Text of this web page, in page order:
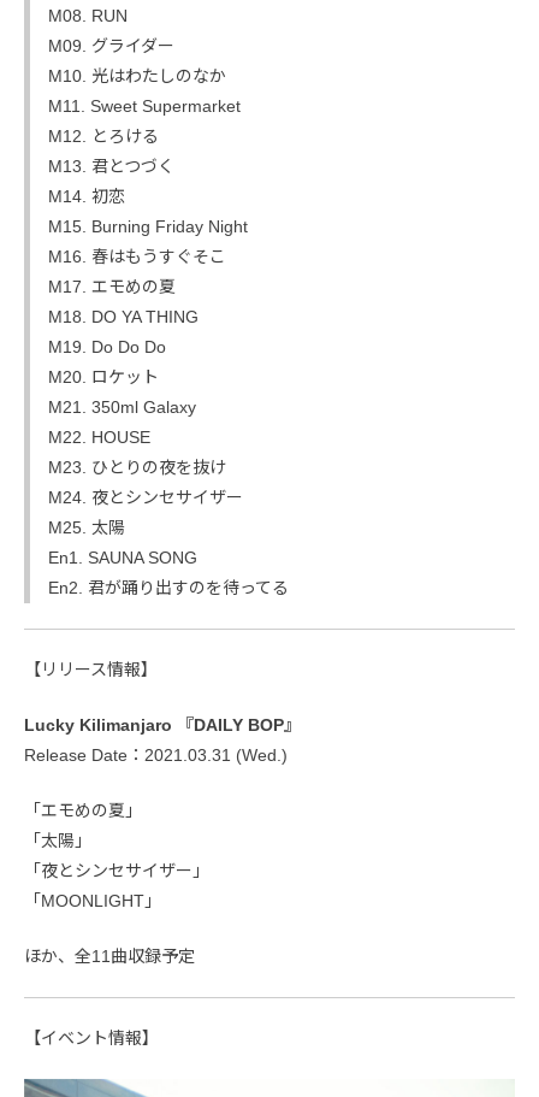
M08. RUN
M09. グライダー
M10. 光はわたしのなか
M11. Sweet Supermarket
M12. とろける
M13. 君とつづく
M14. 初恋
M15. Burning Friday Night
M16. 春はもうすぐそこ
M17. エモめの夏
M18. DO YA THING
M19. Do Do Do
M20. ロケット
M21. 350ml Galaxy
M22. HOUSE
M23. ひとりの夜を抜け
M24. 夜とシンセサイザー
M25. 太陽
En1. SAUNA SONG
En2. 君が踊り出すのを待ってる
【リリース情報】
Lucky Kilimanjaro 『DAILY BOP』
Release Date：2021.03.31 (Wed.)
「エモめの夏」
「太陽」
「夜とシンセサイザー」
「MOONLIGHT」
ほか、全11曲収録予定
【イベント情報】